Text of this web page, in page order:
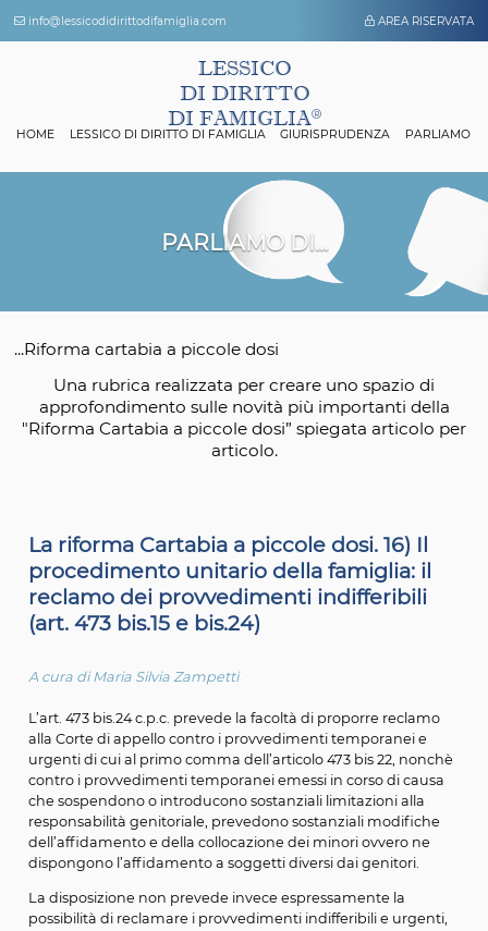
info@lessicodidirittodifamiglia.com AREA
LESSICO
DI DIRITTO
DI FAMIGLIA
PARLIAMO DI...
...Riforma cartabia a piccole dosi
Una rubrica realizzata per creare uno
articolo.
La riforma Cartabia a piccole dosi. 16)
procedimento unitario della
(art. 473 bis.15 e bis.24)
A cura di Maria Silvia Zampetti
L’art. 473 bis.24 c.p.c. prevede la facoltà di proporre
alla Corte di appello contro i provvedimenti
urgenti di cui al primo comma dell’articolo 473 bis 22,
contro i provvedimenti temporanei emessi in corso di